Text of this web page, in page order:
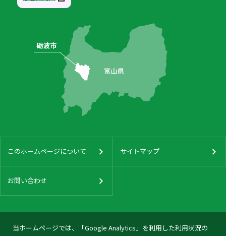
当ホームページでは、「Google Analytics」を利用した利用状況の
このホームページについて サイトマップ
お問い合わせ